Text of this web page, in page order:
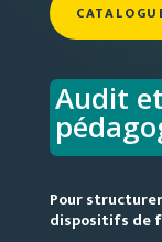
Audit
Pour
dispositifs de